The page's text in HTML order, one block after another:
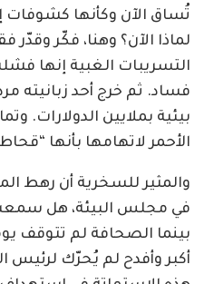
تُساق الآن وكأنها كشوفات
لماذا الآن؟ وهنا، فكّر
التسريبات الغبية إنها
فساد. ثم خرج أحد زبانيته
بيئية بملايين الدولارات.
الأحمر لاتهامها بأنها
والمثير للسخرية أن رهط
في مجلس البيئة، هل
بينما الصحافة لم
أكبر وأفدح لم يُحرّك لرئيس